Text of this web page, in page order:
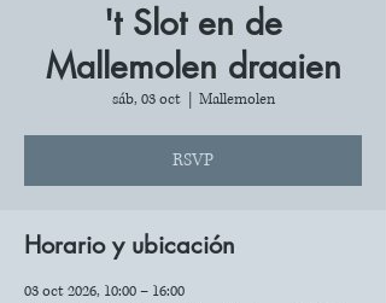
't Slot en de
Mallemolen draaien
sáb, 03 oct
  |
Mallemolen
RSVP
Horario y ubicación
03 oct 2026, 10:00 – 16:00